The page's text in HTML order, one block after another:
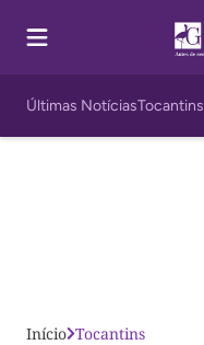
Últimas NotíciasTocantins
Início Tocantins